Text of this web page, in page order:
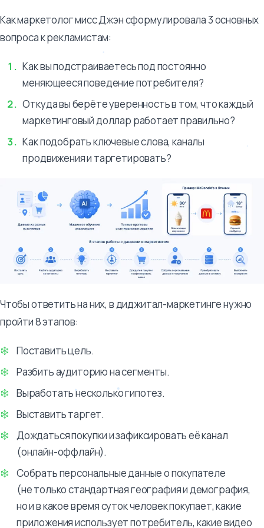
Как маркетолог мисс Джэн сформулировала 3 основных
вопроса к рекламистам:
Как вы подстраиваетесь под постоянно
меняющееся поведение потребителя?
Откуда вы берёте уверенность в том, что каждый
маркетинговый доллар работает правильно?
Как подобрать ключевые слова, каналы
продвижения и таргетировать?
Чтобы ответить на них, в диджитал-маркетинге нужно
пройти 8 этапов:
Поставить цель.
Разбить аудиторию на сегменты.
Выработать несколько гипотез.
Выставить таргет.
Дождаться покупки и зафиксировать её канал
(онлайн-оффлайн).
Собрать персональные данные о покупателе
(не только стандартная география и демография,
но и в какое время суток человек покупает, какие
приложения использует потребитель, какие видео